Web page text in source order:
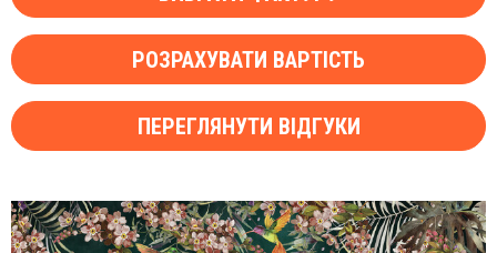
РОЗРАХУВАТИ ВАРТІСТЬ
ПЕРЕГЛЯНУТИ ВІДГУКИ